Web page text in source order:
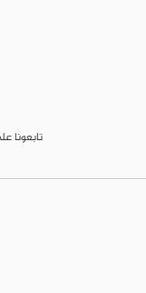
تابعونا